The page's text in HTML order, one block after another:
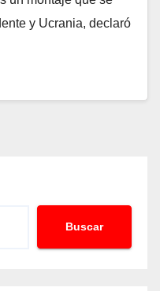
y Ucrania, declaró
Buscar